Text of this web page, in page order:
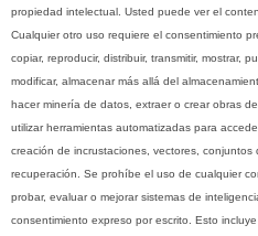
propiedad intelectual. Usted puede ver el
Cualquier otro uso requiere el consentimiento
copiar, reproducir, distribuir, transmitir, mostrar,
modificar, almacenar más allá del
hacer minería de datos, extraer o crear obras
utilizar herramientas automatizadas para
creación de incrustaciones, vectores,
recuperación. Se prohíbe el uso de cualquier
probar, evaluar o mejorar sistemas de
consentimiento expreso por escrito. Esto